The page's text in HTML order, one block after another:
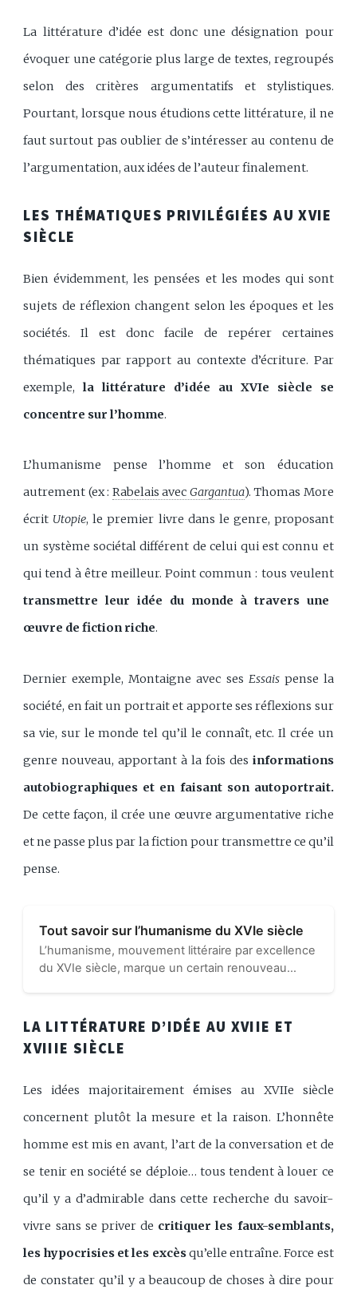
La littérature d’idée est donc une désignation pour
évoquer une catégorie plus large de textes, regroupés
selon des critères argumentatifs et stylistiques.
Pourtant, lorsque nous étudions cette littérature, il ne
faut surtout pas oublier de s’intéresser au contenu de
l’argumentation, aux idées de l’auteur finalement.
LES THÉMATIQUES PRIVILÉGIÉES AU XVIE
SIÈCLE
Bien évidemment, les pensées et les modes qui sont
sujets de réflexion changent selon les époques et les
sociétés. Il est donc facile de repérer certaines
thématiques par rapport au contexte d’écriture. Par
exemple,la littérature d’idée au XVIe siècle se
concentre sur l’homme.
L’humanisme pense l’homme et son éducation
autrement (ex : Rabelais avec Gargantua). Thomas More
écrit Utopie, le premier livre dans le genre, proposant
un système sociétal différent de celui qui est connu et
qui tend à être meilleur. Point commun : tous veulent
transmettre leur idée du monde à travers une
œuvre de fiction riche.
Dernier exemple, Montaigne avec ses Essais pense la
société, en fait un portrait et apporte ses réflexions sur
sa vie, sur le monde tel qu’il le connaît, etc. Il crée un
genre nouveau, apportant à la fois des informations
autobiographiques et en faisant son autoportrait.
De cette façon, il crée une œuvre argumentative riche
et ne passe plus par la fiction pour transmettre ce qu’il
pense.
Tout savoir sur l’humanisme du XVIe siècle
L’humanisme, mouvement littéraire par excellence
du XVIe siècle, marque un certain renouveau
LA LITTÉRATURE D’IDÉE AU XVIIE ET
XVIIIE SIÈCLE
Les idées majoritairement émises au XVIIe siècle
concernent plutôt la mesure et la raison. L’honnête
homme est mis en avant, l’art de la conversation et de
se tenir en société se déploie… tous tendent à louer ce
qu’il y a d’admirable dans cette recherche du savoir-
vivre sans se priver de critiquer les faux-semblants,
les hypocrisies et les excèsqu’elle entraîne. Force est
de constater qu’il y a beaucoup de choses à dire pour